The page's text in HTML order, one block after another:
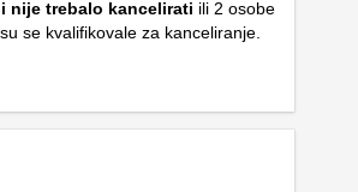
nije trebalo kancelirati ili 2 osobe
se kvalifikovale za kanceliranje.